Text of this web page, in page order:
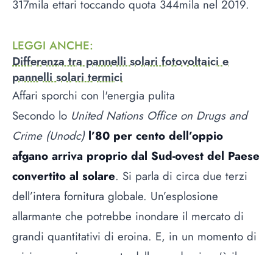
317mila ettari toccando quota 344mila nel 2019.
LEGGI ANCHE:
Differenza tra pannelli solari fotovoltaici e
pannelli solari termici
Affari sporchi con l'energia pulita
Secondo lo United Nations Office on Drugs and
Crime (Unodc) l’80 per cento dell’oppio
afgano arriva proprio dal Sud-ovest del Paese
convertito al solare. Si parla di circa due terzi
dell’intera fornitura globale. Un’esplosione
allarmante che potrebbe inondare il mercato di
grandi quantitativi di eroina. E, in un momento di